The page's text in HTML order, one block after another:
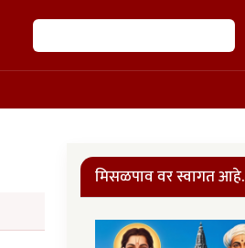
शोध
मिसळपाव वर स्वागत आहे.